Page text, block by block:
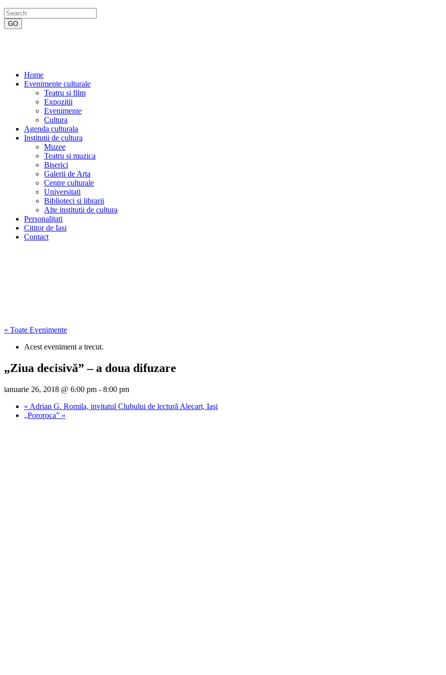
Home
Evenimente culturale
Teatru si film
Expozitii
Evenimente
Cultura
Agenda culturala
Institutii de cultura
Muzee
Teatru si muzica
Biserici
Galerii de Arta
Centre culturale
Universitati
Biblioteci si librarii
Alte institutii de cultura
Personalitati
Cititor de Iasi
Contact
« Toate Evenimente
Acest eveniment a trecut.
„Ziua decisivă” – a doua difuzare
ianuarie 26, 2018 @ 6:00 pm - 8:00 pm
« Adrian G. Romila, invitatul Clubului de lectură Alecart, Iaşi
„Pororoca” »